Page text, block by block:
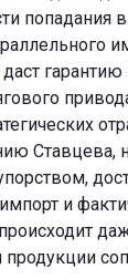
попадания
и
продукции